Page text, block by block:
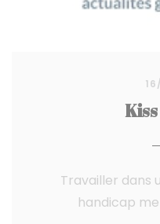
Travailler dans
handicap